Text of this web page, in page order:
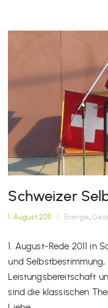
Schweizer
1. August 2011 / Energie ,
1. August-Rede 2011 in
und
Leistungsbereitschaft
sind die klassischen